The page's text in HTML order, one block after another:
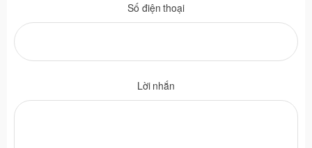
Số điện thoại
Lời nhắn